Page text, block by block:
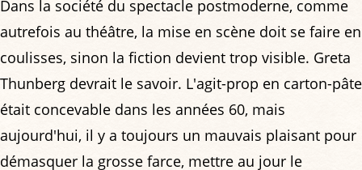
Dans la société du spectacle postmoderne, comme
autrefois au théâtre, la mise en scène doit se faire en
coulisses, sinon la fiction devient trop visible. Greta
Thunberg devrait le savoir. L'agit-prop en carton-pâte
était concevable dans les années 60, mais
aujourd'hui, il y a toujours un mauvais plaisant pour
démasquer la grosse farce, mettre au jour le